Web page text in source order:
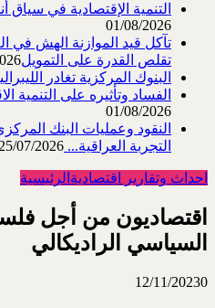
التنمية الإقتصادية في سياق
01/08/2026
تآكل قيد الموازنة الهش في
تقلص القدرة على التمويل‎ (...
البنوك المركزية تغادر
الفساد وتأثيره على التنمية
01/08/2026
النقود وعمليات البنك
التجربة العراقية... 25/07/2026
احداث وتقارير اقتصادية الرئيسية
اقتصاديون من أجل
السياسي الراديكالي
12/11/20230